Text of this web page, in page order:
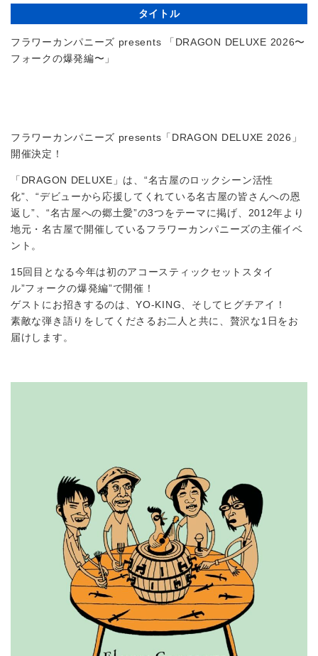
タイトル
フラワーカンパニーズ presents 「DRAGON DELUXE 2026〜
フォークの爆発編〜」
フラワーカンパニーズ presents「DRAGON DELUXE 2026」
開催決定！
「DRAGON DELUXE」は、“名古屋のロックシーン活性
化”、“デビューから応援してくれている名古屋の皆さんへの恩
返し”、“名古屋への郷土愛”の3つをテーマに掲げ、2012年より
地元・名古屋で開催しているフラワーカンパニーズの主催イベ
ント。
15回目となる今年は初のアコースティックセットスタイ
ル”フォークの爆発編”で開催！
ゲストにお招きするのは、YO-KING、そしてヒグチアイ！
素敵な弾き語りをしてくださるお二人と共に、贅沢な1日をお
届けします。